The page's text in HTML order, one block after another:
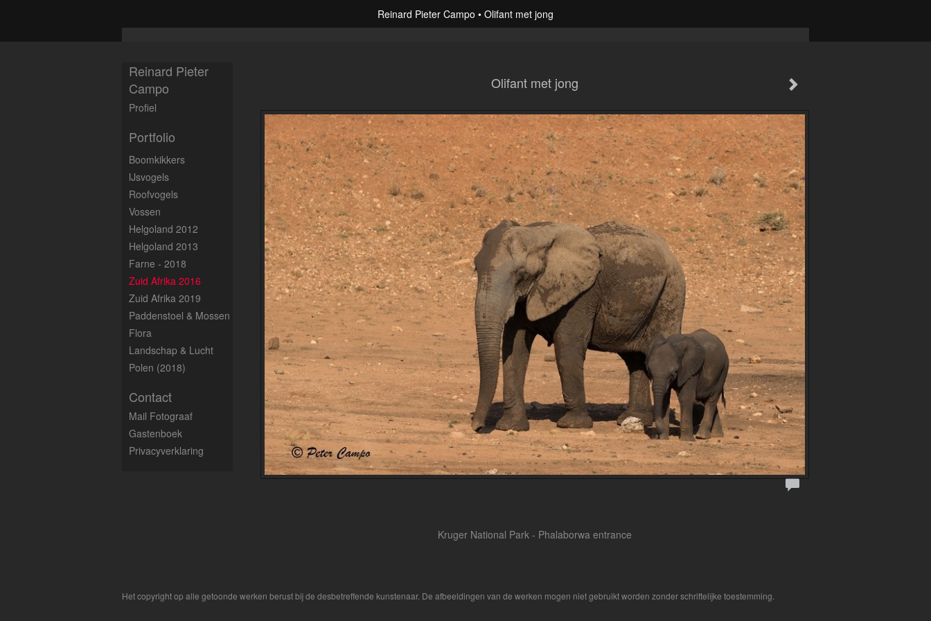
Reinard Pieter Campo Olifant met jong
Olifant met jong
Kruger National Park - Phalaborwa entrance
Reinard Pieter
Campo
Profiel
Portfolio
Boomkikkers
IJsvogels
Roofvogels
Vossen
Helgoland 2012
Helgoland 2013
Farne - 2018
Zuid Afrika 2016
Zuid Afrika 2019
Paddenstoel & Mossen
Flora
Landschap & Lucht
Polen (2018)
Contact
Mail Fotograaf
Gastenboek
Privacyverklaring
Het copyright op alle getoonde werken berust bij de desbetreffende kunstenaar. De afbeeldingen van de werken mogen niet gebruikt worden zonder schriftelijke toestemming.